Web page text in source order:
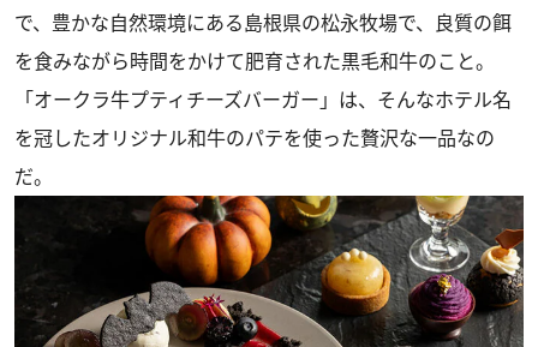
で、豊かな自然環境にある島根県の松永牧場で、良質の餌
を食みながら時間をかけて肥育された黒毛和牛のこと。
「オークラ牛プティチーズバーガー」は、そんなホテル名
を冠したオリジナル和牛のパテを使った贅沢な一品なの
だ。